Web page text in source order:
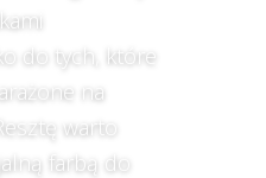
do tych, które
na
warto
farbą do